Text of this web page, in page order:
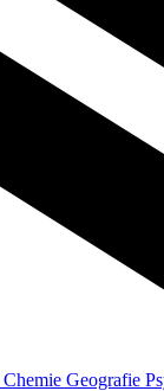
Chemie Geografie